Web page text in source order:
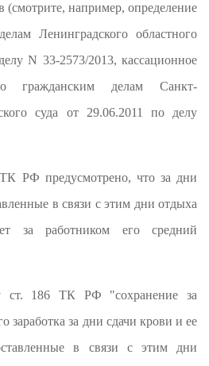
(смотрите, например, определение
Ленинградского областного
N 33-2573/2013, кассационное
гражданским делам Санкт-
суда от 29.06.2011 по делу
РФ предусмотрено, что за дни
в связи с этим дни отдыха
за работником его средний
ст. 186 ТК РФ "сохранение за
заработка за дни сдачи крови и ее
в связи с этим дни